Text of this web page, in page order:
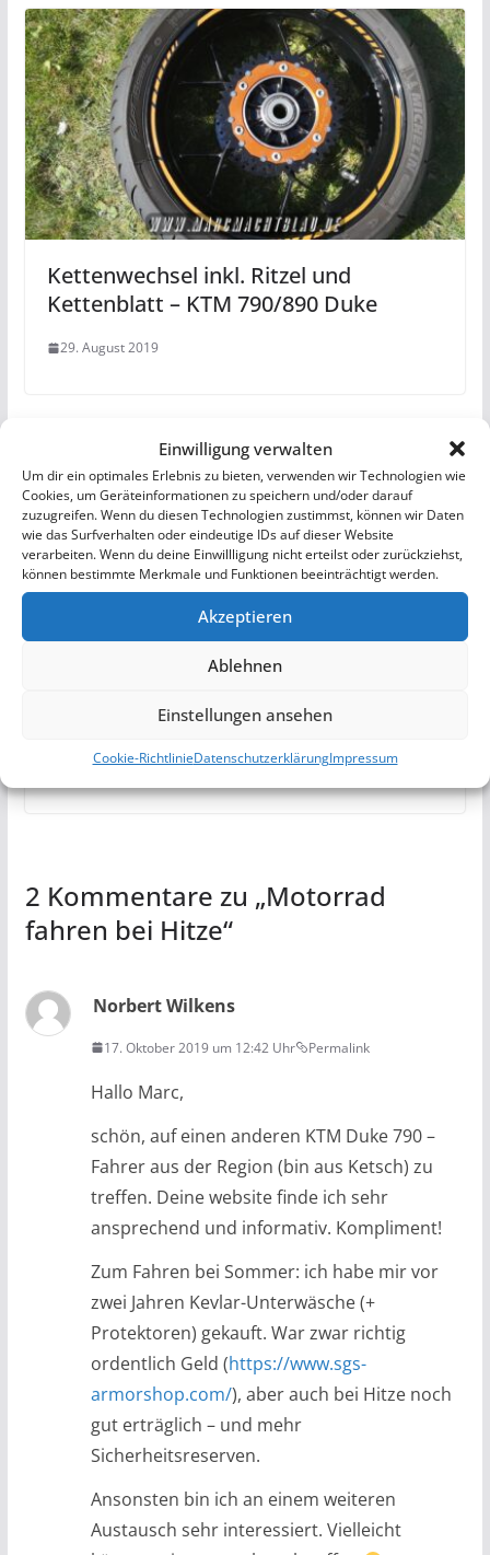
Einwilligung verwalten
Um dir ein optimales Erlebnis zu bieten, verwenden wir Technologien wie
Cookies, um Geräteinformationen zu speichern und/oder darauf
zuzugreifen. Wenn du diesen Technologien zustimmst, können wir Daten
wie das Surfverhalten oder eindeutige IDs auf dieser Website
verarbeiten. Wenn du deine Einwillligung nicht erteilst oder zurückziehst,
können bestimmte Merkmale und Funktionen beeinträchtigt werden.
Akzeptieren
Ablehnen
Einstellungen ansehen
Cookie-RichtlinieDatenschutzerklärungImpressum
Kettenwechsel inkl. Ritzel und
Kettenblatt – KTM 790/890 Duke
29. August 2019
Bluetooth – BLE TPMS
24. August 2019
2 Kommentare zu „Motorrad
fahren bei Hitze“
Norbert Wilkens
17. Oktober 2019 um 12:42 Uhr Permalink
Hallo Marc,
schön, auf einen anderen KTM Duke 790 –
Fahrer aus der Region (bin aus Ketsch) zu
treffen. Deine website finde ich sehr
ansprechend und informativ. Kompliment!
Zum Fahren bei Sommer: ich habe mir vor
zwei Jahren Kevlar-Unterwäsche (+
Protektoren) gekauft. War zwar richtig
ordentlich Geld (https://www.sgs-
armorshop.com/), aber auch bei Hitze noch
gut erträglich – und mehr
Sicherheitsreserven.
Ansonsten bin ich an einem weiteren
Austausch sehr interessiert. Vielleicht